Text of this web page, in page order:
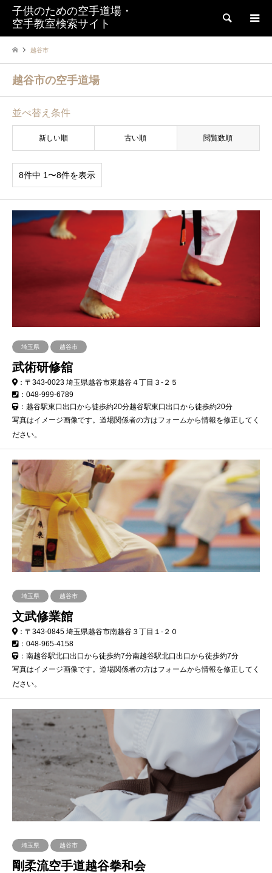
子供のための空手道場・
空手教室検索サイト
検索
越谷市
越谷市の空手道場
並べ替え条件
新しい順 古い順 閲覧数順
8件中 1〜8件を表示
埼玉県 越谷市
武術研修舘
：〒343-0023 埼玉県越谷市東越谷４丁目３-２５
：048-999-6789
：越谷駅東口出口から徒歩約20分越谷駅東口出口から徒歩約20分
写真はイメージ画像です。道場関係者の方はフォームから情報を修正してく
ださい。
埼玉県 越谷市
文武修業館
：〒343-0845 埼玉県越谷市南越谷３丁目１-２０
：048-965-4158
：南越谷駅北口出口から徒歩約7分南越谷駅北口出口から徒歩約7分
写真はイメージ画像です。道場関係者の方はフォームから情報を修正してく
ださい。
埼玉県 越谷市
剛柔流空手道越谷拳和会